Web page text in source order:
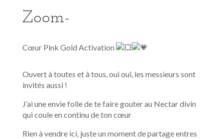
Zoom-
Cœur Pink Gold Activation
Ouvert à toutes et à tous, oui oui, les messieurs sont
invités aussi !
J’ai une envie folle de te faire gouter au Nectar divin
qui coule en continu de ton cœur
Rien à vendre ici, juste un moment de partage entres